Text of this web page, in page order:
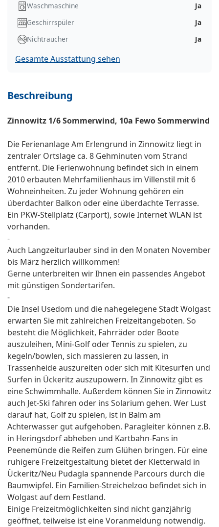
Waschmaschine
Ja
Geschirrspüler
Ja
Nichtraucher
Ja
Gesamte Ausstattung sehen
Beschreibung
Zinnowitz 1/6 Sommerwind, 10a Fewo Sommerwind
Die Ferienanlage Am Erlengrund in Zinnowitz liegt in
zentraler Ortslage ca. 8 Gehminuten vom Strand
entfernt. Die Ferienwohnung befindet sich in einem
2010 erbauten Mehrfamilienhaus im Villenstil mit 6
Wohneinheiten. Zu jeder Wohnung gehören ein
überdachter Balkon oder eine überdachte Terrasse.
Ein PKW-Stellplatz (Carport), sowie Internet WLAN ist
vorhanden.
-
Auch Langzeiturlauber sind in den Monaten November
bis März herzlich willkommen!
Gerne unterbreiten wir Ihnen ein passendes Angebot
mit günstigen Sondertarifen.
-
Die Insel Usedom und die nahegelegene Stadt Wolgast
erwarten Sie mit zahlreichen Freizeitangeboten. So
besteht die Möglichkeit, Fahrräder oder Boote
auszuleihen, Mini-Golf oder Tennis zu spielen, zu
kegeln/bowlen, sich massieren zu lassen, in
Trassenheide auszureiten oder sich mit Kitesurfen und
Surfen in Ückeritz auszupowern. In Zinnowitz gibt es
eine Schwimmhalle. Außerdem können Sie in Zinnowitz
auch Jet-Ski fahren oder ins Solarium gehen. Wer Lust
darauf hat, Golf zu spielen, ist in Balm am
Achterwasser gut aufgehoben. Paragleiter können z.B.
in Heringsdorf abheben und Kartbahn-Fans in
Peenemünde die Reifen zum Glühen bringen. Für eine
ruhigere Freizeitgestaltung bietet der Kletterwald in
Ückeritz/Neu Pudagla spannende Parcours durch die
Baumwipfel. Ein Familien-Streichelzoo befindet sich in
Wolgast auf dem Festland.
Einige Freizeitmöglichkeiten sind nicht ganzjährig
geöffnet, teilweise ist eine Voranmeldung notwendig.